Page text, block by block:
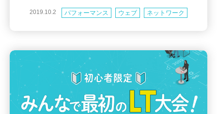
参加いただき、無事開催することができました。 登壇者の皆
2019.10.2 パフォーマンス ウェブ ネットワーク